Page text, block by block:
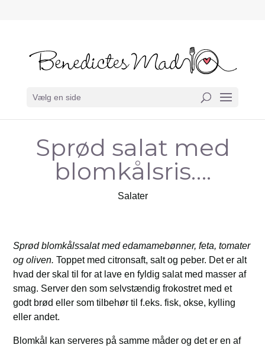
Vælg en side
Sprød salat med
blomkålsris….
Salater
Sprød blomkålssalat med edamamebønner, feta, tomater
og oliven.Toppet med citronsaft, salt og peber. Det er alt
hvad der skal til for at lave en fyldig salat med masser af
smag. Server den som selvstændig frokostret med et
godt brød eller som tilbehør til f.eks. fisk, okse, kylling
eller andet.
Blomkål kan serveres på samme måder og det er en af